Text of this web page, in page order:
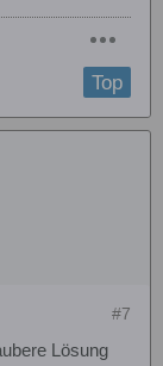
Top
#7
Lösung